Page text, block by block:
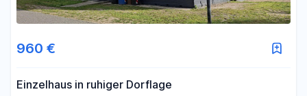
Filter für Fläche zurücksetzen
960 €
Einzelhaus in ruhiger Dorflage